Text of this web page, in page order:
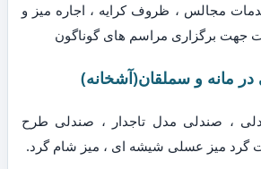
مجالس ، ظروف کرایه ، اجاره میز و
جهت برگزاری مراسم های گوناگون
در مانه و سملقان(آشخانه)
، صندلی مدل تاجدار ، صندلی طرح
گرد میز عسلی شیشه ای ، میز شام گرد.